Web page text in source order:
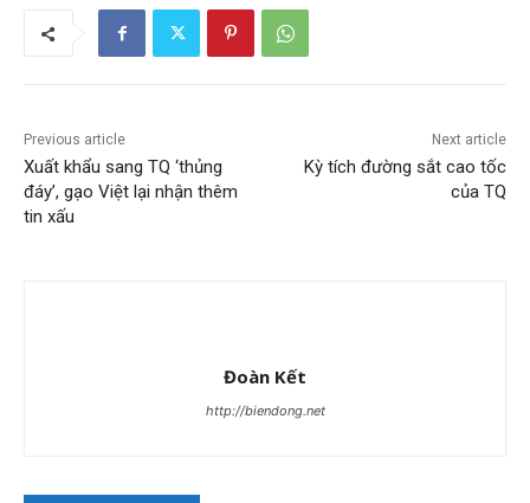
Previous article
Xuất khẩu sang TQ ‘thủng
đáy’, gạo Việt lại nhận thêm
tin xấu
Next article
Kỳ tích đường sắt cao tốc
của TQ
Đoàn Kết
http://biendong.net